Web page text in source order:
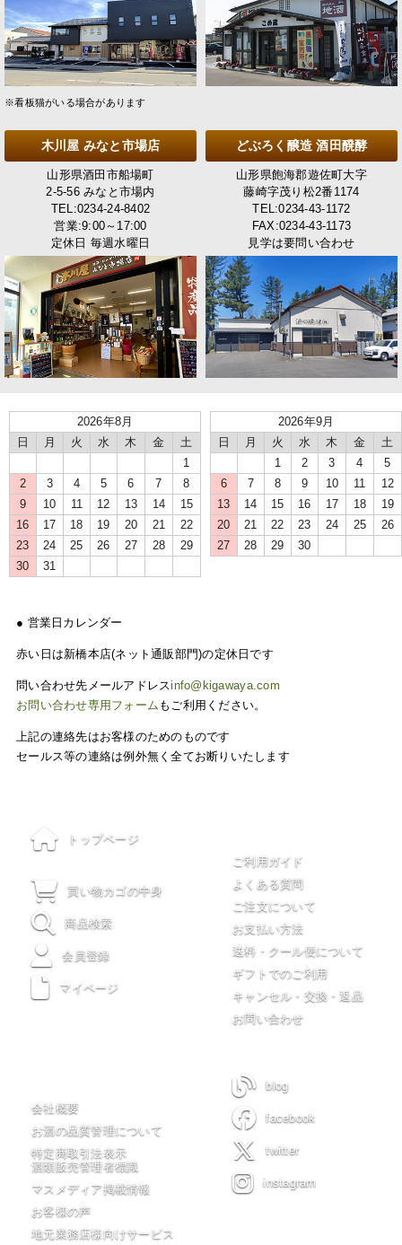
※看板猫がいる場合があります
木川屋 みなと市場店
山形県酒田市船場町
2-5-56 みなと市場内
TEL:0234-24-8402
営業:9:00～17:00
定休日 毎週水曜日
どぶろく醸造 酒田醗酵
山形県飽海郡遊佐町大字
藤崎字茂り松2番1174
TEL:0234-43-1172
FAX:0234-43-1173
見学は要問い合わせ
2026年8月
日
月 火 水 木 金
土
1
2
3 4 5 6 7
8
9
10 11 12 13 14
15
16
17 18 19 20 21
22
23
24 25 26 27 28
29
30
31
2026年9月
日
月 火 水 木 金
土
1
2 3 4
5
6
7 8 9 10 11
12
13
14 15 16 17 18
19
20
21 22 23 24 25
26
27
28 29 30
● 営業日カレンダー
赤い日は新橋本店(ネット通販部門)の定休日です
問い合わせ先メールアドレスinfo@kigawaya.com
お問い合わせ専用フォーム もご利用ください。
上記の連絡先はお客様のためのものです
セールス等の連絡は例外無く全てお断りいたします
トップページ
買い物カゴの中身
商品検索
会員登録
マイページ
ご利用ガイド
よくある質問
ご注文について
お支払い方法
送料・クール便について
ギフトでのご利用
キャンセル・交換・返品
お問い合わせ
会社概要
お酒の品質管理について
特定商取引法表示
酒類販売管理者標識
マスメディア掲載情報
お客様の声
地元業務店様向けサービス
blog
facebook
twitter
instagram